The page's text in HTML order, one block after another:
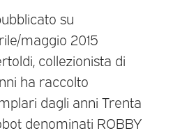
su
maggio 2015
collezionista di
ha raccolto
dagli anni Trenta
denominati ROBBY